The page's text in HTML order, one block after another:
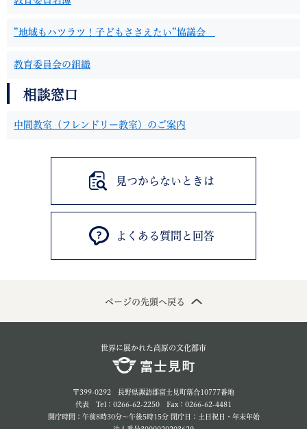
”地域もハツラツ！子どもささえたい”協議会
教育委員会の組織
相談窓口
中間教室（フレンドリー教室）のご案内
見つからないときは
よくある質問と回答
ページの先頭へ戻る
世界に展かれた高原の文化都市
〒399-0292 長野県諏訪郡富士見町落合10777番地
代表 Tel：0266-62-2250 Fax：0266-62-4481
開庁時間：午前8時30分～午後5時15分 閉庁日：土日祝日・年末年始